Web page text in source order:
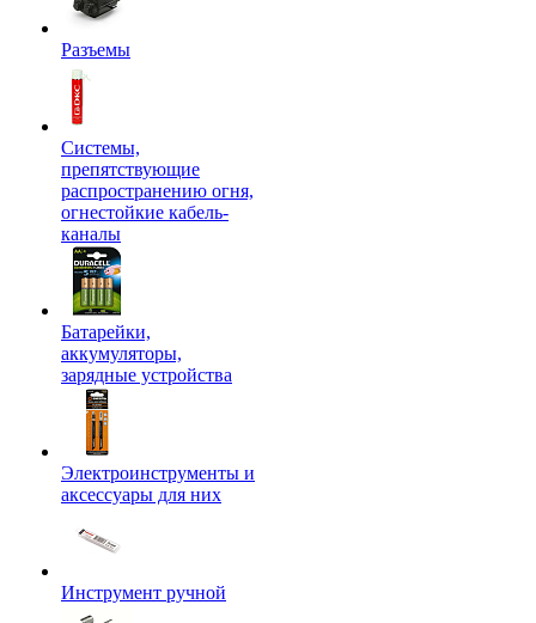
Разъемы
Системы,
препятствующие
распространению огня,
огнестойкие кабель-
каналы
Батарейки,
аккумуляторы,
зарядные устройства
Электроинструменты и
аксессуары для них
Инструмент ручной